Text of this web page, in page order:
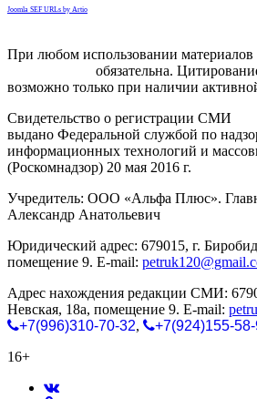
Joomla SEF URLs by Artio
При любом использовании материалов
обязательна.
возможно только при наличии
Свидетельство о регистрации СМИ
выдано Федеральной службой по
информационных технологий и
(Роскомнадзор) 20 мая 2016 г.
Учредитель: ООО «Альфа Плюс».
Александр Анатольевич
Юридический адрес: 679015, г.
помещение 9. E-mail:
Адрес нахождения редакции СМИ:
Невская, 18а, помещение 9. E-mail:
+7(996)310-70-32,
+7(924)155-
16+